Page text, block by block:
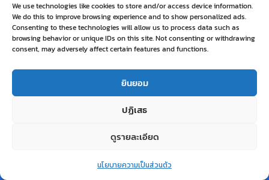
We use technologies like cookies to store and/or access device information.
We do this to improve browsing experience and to show personalized ads.
Consenting to these technologies will allow us to process data such as
browsing behavior or unique IDs on this site. Not consenting or withdrawing
consent, may adversely affect certain features and functions.
ยินยอม
ปฏิเสธ
ดูรายละเอียด
นโยบายความเป็นส่วนตัว
พาส่องจุดเด่น ของเคส cooler master nr200p ทั้งสองสี
/ 1364
Wishlist